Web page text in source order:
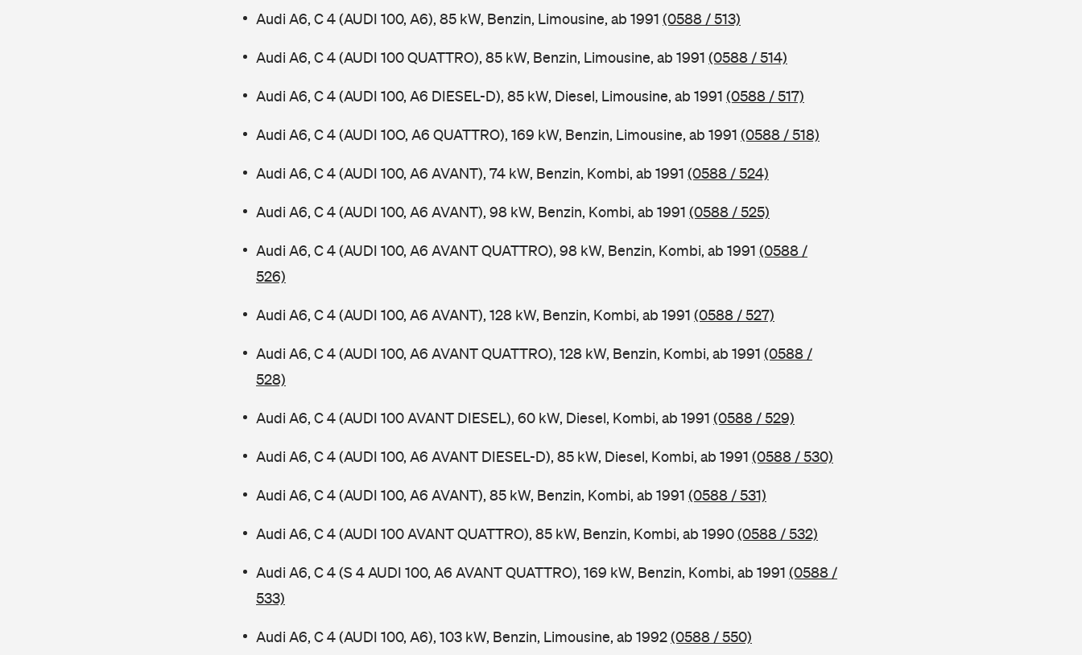
Audi A6, C 4 (AUDI 100, A6), 85 kW, Benzin, Limousine, ab 1991 (0588 / 513)
Audi A6, C 4 (AUDI 100 QUATTRO), 85 kW, Benzin, Limousine, ab 1991 (0588 / 514)
Audi A6, C 4 (AUDI 100, A6 DIESEL-D), 85 kW, Diesel, Limousine, ab 1991 (0588 / 517)
Audi A6, C 4 (AUDI 10O, A6 QUATTRO), 169 kW, Benzin, Limousine, ab 1991 (0588 / 518)
Audi A6, C 4 (AUDI 100, A6 AVANT), 74 kW, Benzin, Kombi, ab 1991 (0588 / 524)
Audi A6, C 4 (AUDI 100, A6 AVANT), 98 kW, Benzin, Kombi, ab 1991 (0588 / 525)
Audi A6, C 4 (AUDI 100, A6 AVANT QUATTRO), 98 kW, Benzin, Kombi, ab 1991 (0588 /
526)
Audi A6, C 4 (AUDI 100, A6 AVANT), 128 kW, Benzin, Kombi, ab 1991 (0588 / 527)
Audi A6, C 4 (AUDI 100, A6 AVANT QUATTRO), 128 kW, Benzin, Kombi, ab 1991 (0588 /
528)
Audi A6, C 4 (AUDI 100 AVANT DIESEL), 60 kW, Diesel, Kombi, ab 1991 (0588 / 529)
Audi A6, C 4 (AUDI 100, A6 AVANT DIESEL-D), 85 kW, Diesel, Kombi, ab 1991 (0588 / 530)
Audi A6, C 4 (AUDI 100, A6 AVANT), 85 kW, Benzin, Kombi, ab 1991 (0588 / 531)
Audi A6, C 4 (AUDI 100 AVANT QUATTRO), 85 kW, Benzin, Kombi, ab 1990(0588 / 532)
Audi A6, C 4 (S 4 AUDI 100, A6 AVANT QUATTRO), 169 kW, Benzin, Kombi, ab 1991 (0588 /
533)
Audi A6, C 4 (AUDI 100, A6), 103 kW, Benzin, Limousine, ab 1992(0588 / 550)